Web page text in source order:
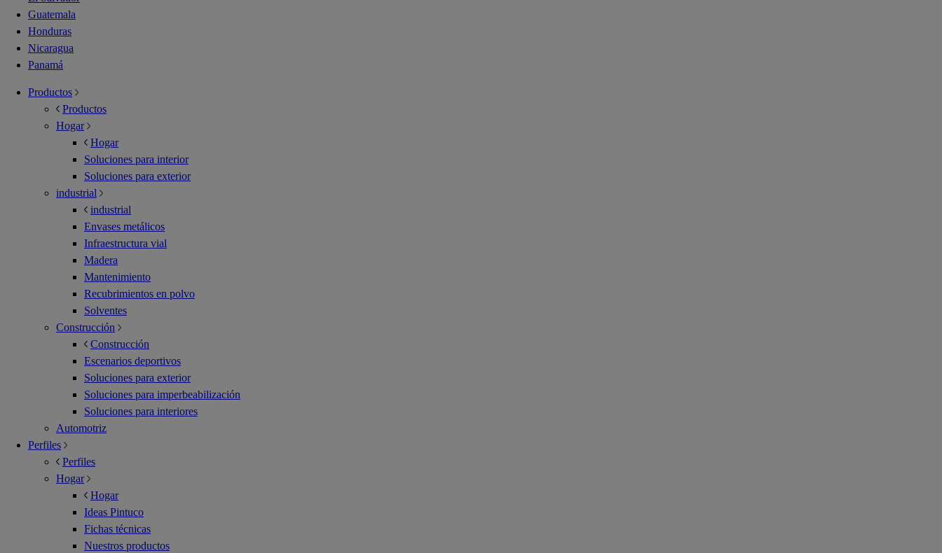
Guatemala
Honduras
Nicaragua
Panamá
Productos
Productos
Hogar
Hogar
Soluciones para interior
Soluciones para exterior
industrial
industrial
Envases metálicos
Infraestructura vial
Madera
Mantenimiento
Recubrimientos en polvo
Solventes
Construcción
Construcción
Escenarios deportivos
Soluciones para exterior
Soluciones para imperbeabilización
Soluciones para interiores
Automotriz
Perfiles
Perfiles
Hogar
Hogar
Ideas Pintuco
Fichas técnicas
Nuestros productos